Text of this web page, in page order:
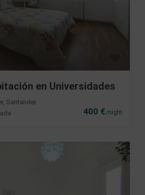
400 €/night
en Universidades
, Santander